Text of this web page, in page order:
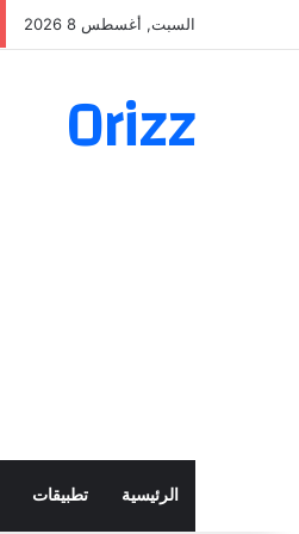
السبت, أغسطس 8 2026
Orizz
الرئيسية تطبيقات